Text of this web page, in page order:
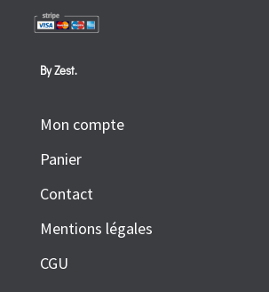
By Zest.
Mon compte
Panier
Contact
Mentions légales
CGU